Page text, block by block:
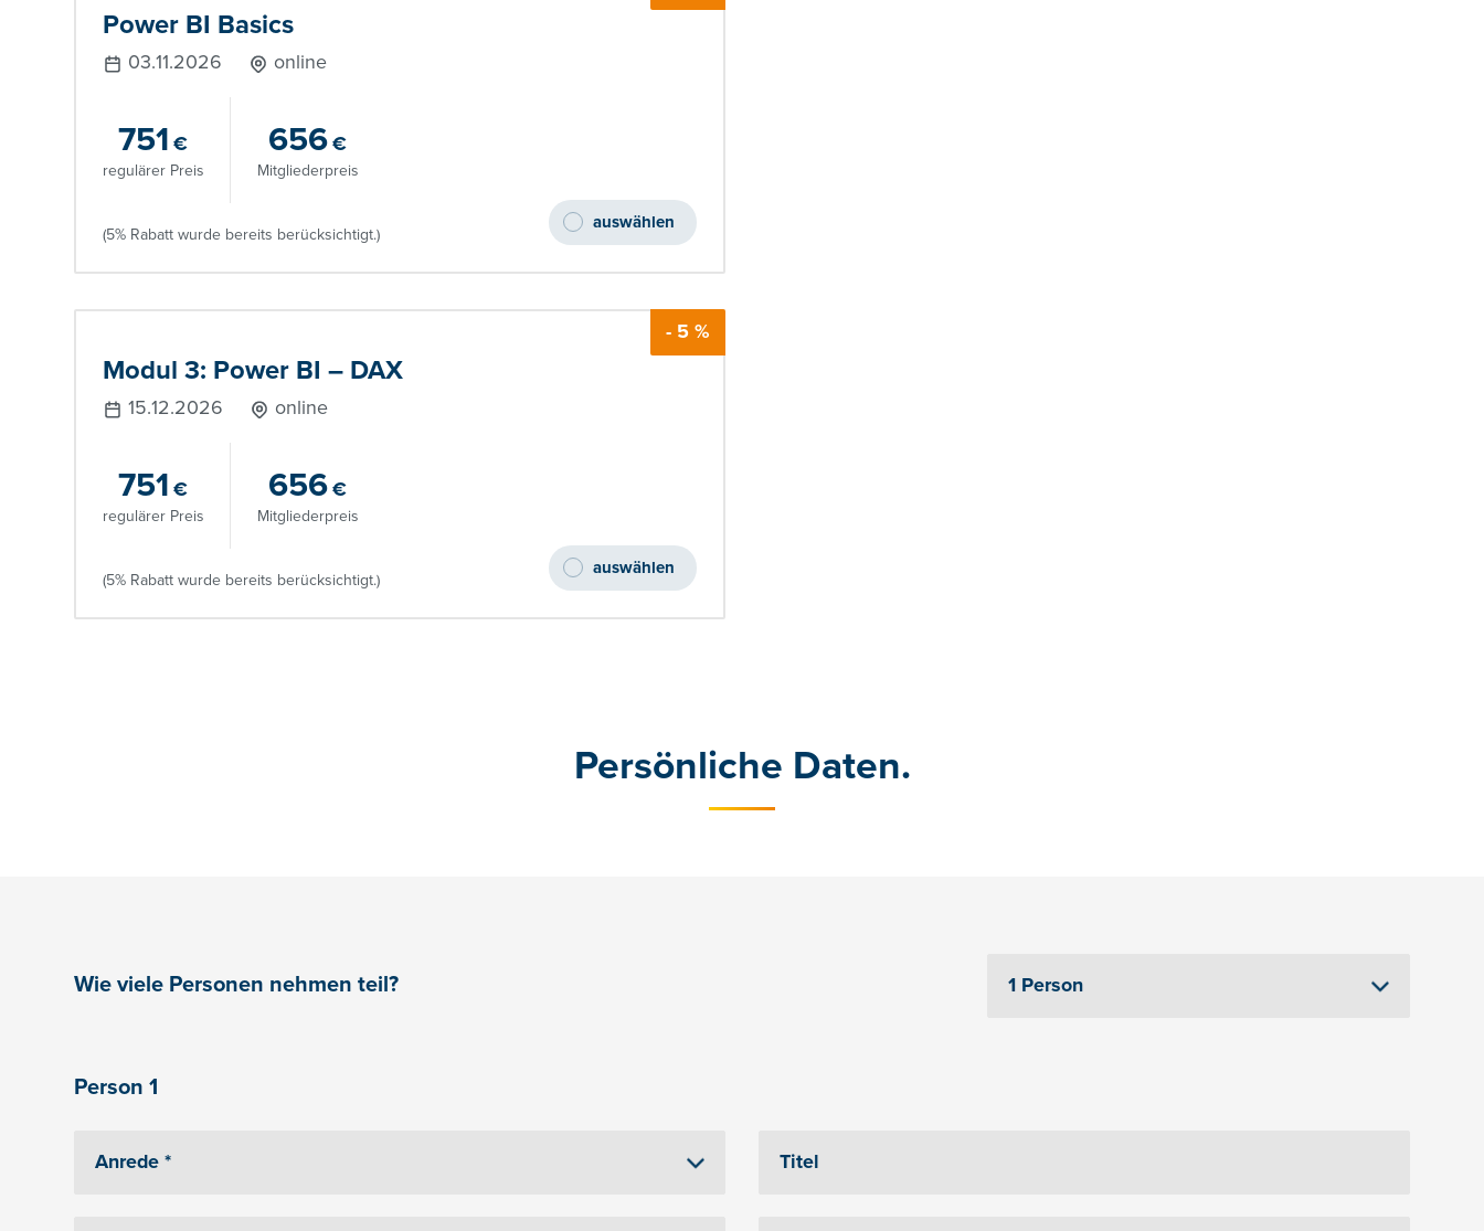
Power BI Basics
03.11.2026 online
751 €
regulärer Preis
656€
Mitgliederpreis
(5% Rabatt wurde bereits berücksichtigt.)
auswählen
- 5 %
Modul 3: Power BI – DAX
15.12.2026 online
751 €
regulärer Preis
656€
Mitgliederpreis
(5% Rabatt wurde bereits berücksichtigt.)
auswählen
Persönliche Daten.
Wie viele Personen nehmen teil?
Person 1